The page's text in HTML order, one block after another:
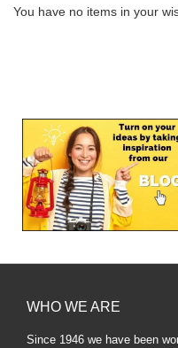
You have no items in your
WHO WE ARE
Since 1946 we have been